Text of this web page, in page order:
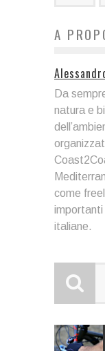
A
Da
natura e
come
importanti
italiane.